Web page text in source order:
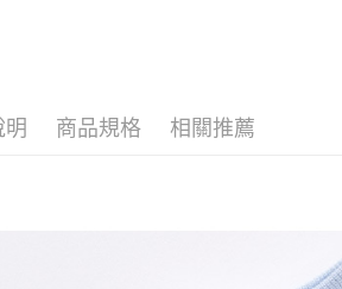
明 商品規格 相關推薦